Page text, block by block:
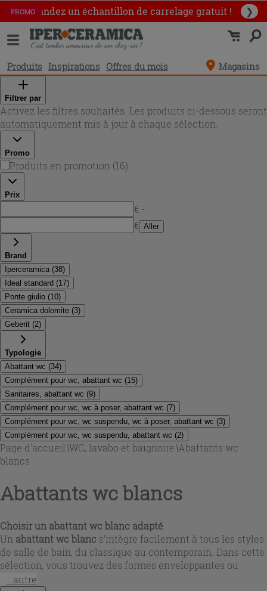
Commandez un échantillon de carrelage gratuit ! ❯
Produits Inspirations Offres du mois Magasins
Filtrer par
Activez les filtres souhaités. Les produits ci-dessous seront
automatiquement mis à jour à chaque sélection.
Promo
Produits en promotion (16)
Prix
€ -
€ Aller
Brand
Iperceramica (38)
Ideal standard (17)
Ponte giulio (10)
Ceramica dolomite (3)
Geberit (2)
Typologie
Abattant wc (34)
Complément pour wc, abattant wc (15)
Sanitaires, abattant wc (9)
Complément pour wc, wc à poser, abattant wc (7)
Complément pour wc, wc suspendu, wc à poser, abattant wc (3)
Complément pour wc, wc suspendu, abattant wc (2)
Page d'accueil \WC, lavabo et baignoire\Abattants wc
blancs
Abattants wc blancs
Choisir un abattant wc blanc adapté
Un abattant wc blanc s’intègre facilement à tous les styles
de salle de bain, du classique au contemporain. Dans cette
sélection, vous trouvez des formes enveloppantes ou
plates, des versions slim pour un rendu discret, ainsi que
...autre
PROMO
PROMO
PROMO
PROMO
PROMO
PROMO
PROMO
PROMO
PROMO
PROMO
PROMO
PROMO
PROMO
PROMO
PROMO
PROMO